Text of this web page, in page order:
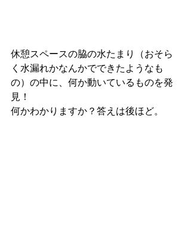
休憩スペースの脇の水たまり（おそら
く水漏れかなんかでできたようなも
の）の中に、何か動いているものを発
見！
何かわかりますか？答えは後ほど。